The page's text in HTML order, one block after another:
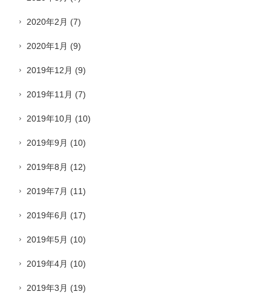
2020年2月 (7)
2020年1月 (9)
2019年12月 (9)
2019年11月 (7)
2019年10月 (10)
2019年9月 (10)
2019年8月 (12)
2019年7月 (11)
2019年6月 (17)
2019年5月 (10)
2019年4月 (10)
2019年3月 (19)